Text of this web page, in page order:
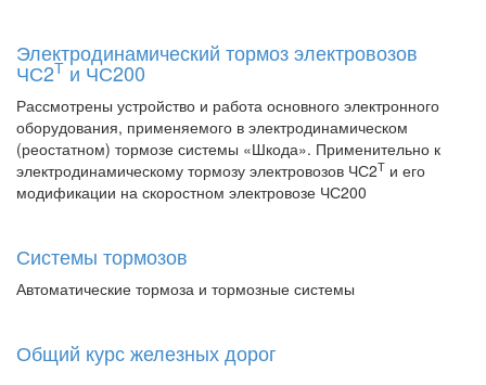
Электродинамический тормоз электровозов
ЧС2Т и ЧС200
Рассмотрены устройство и работа основного электронного
оборудования, применяемого в электродинамическом
(реостатном) тормозе системы «Шкода». Применительно к
электродинамическому тормозу электровозов ЧС2Т и его
модификации на скоростном электровозе ЧС200
Системы тормозов
Автоматические тормоза и тормозные системы
Общий курс железных дорог